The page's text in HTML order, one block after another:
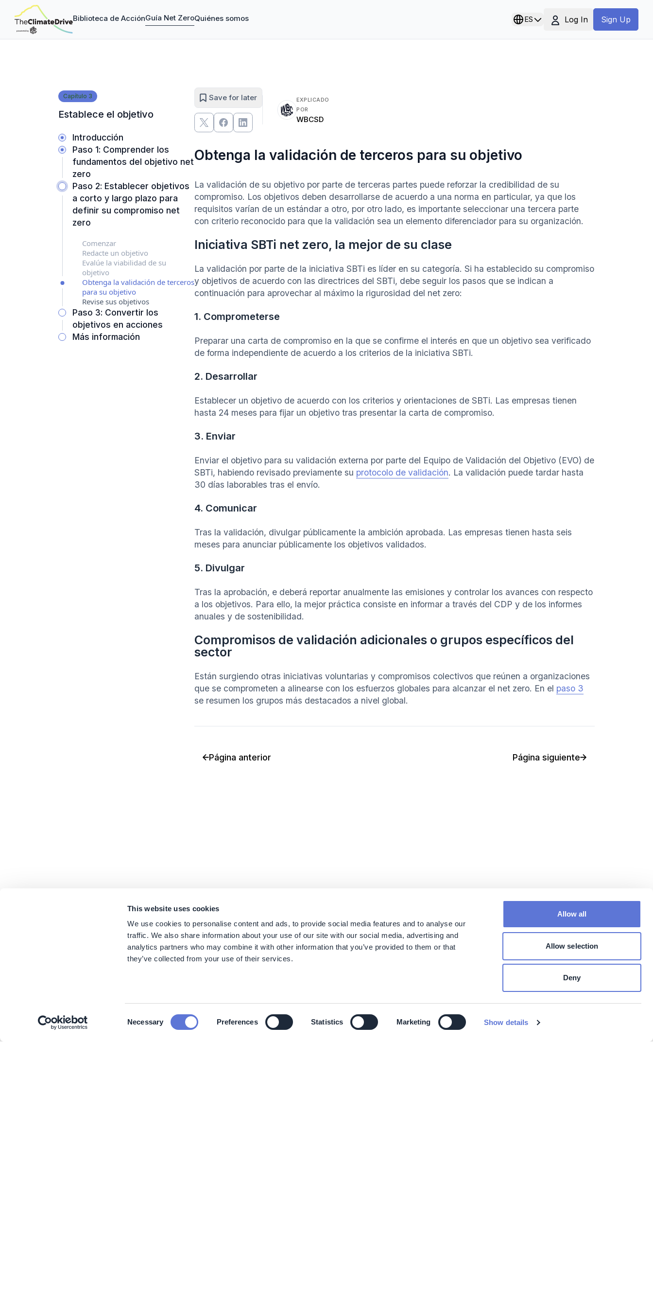
This website uses cookies
We use cookies to personalise content and ads, to provide social media features and to analyse our
traffic. We also share information about your use of our site with our social media, advertising and
analytics partners who may combine it with other information that you’ve provided to them or that
they’ve collected from your use of their services.
Necessary Preferences Statistics Marketing Show details
Allow all
Allow selection
Deny
Biblioteca de AcciónGuía Net ZeroQuiénes somos ES Log In Sign Up
Capítulo 3
Establece el objetivo
Introducción
Paso 1: Comprender los
fundamentos del objetivo net
zero
Paso 2: Establecer objetivos
a corto y largo plazo para
definir su compromiso net
zero
Comenzar
Redacte un objetivo
Evalúe la viabilidad de su
objetivo
Obtenga la validación de terceros
para su objetivo
Revise sus objetivos
Paso 3: Convertir los
objetivos en acciones
Más información
Save for later
EXPLICADO
POR
WBCSD
Obtenga la validación de terceros para su objetivo
La validación de su objetivo por parte de terceras partes puede reforzar la credibilidad de su
compromiso. Los objetivos deben desarrollarse de acuerdo a una norma en particular, ya que los
requisitos varían de un estándar a otro, por otro lado, es importante seleccionar una tercera parte
con criterio reconocido para que la validación sea un elemento diferenciador para su organización.
Iniciativa SBTi net zero, la mejor de su clase
La validación por parte de la iniciativa SBTi es líder en su categoría. Si ha establecido su compromiso
y objetivos de acuerdo con las directrices del SBTi, debe seguir los pasos que se indican a
continuación para aprovechar al máximo la rigurosidad del net zero:
1. Comprometerse
Preparar una carta de compromiso en la que se confirme el interés en que un objetivo sea verificado
de forma independiente de acuerdo a los criterios de la iniciativa SBTi.
2. Desarrollar
Establecer un objetivo de acuerdo con los criterios y orientaciones de SBTi. Las empresas tienen
hasta 24 meses para fijar un objetivo tras presentar la carta de compromiso.
3. Enviar
Enviar el objetivo para su validación externa por parte del Equipo de Validación del Objetivo (EVO) de
SBTi, habiendo revisado previamente su protocolo de validación. La validación puede tardar hasta
30 días laborables tras el envío.
4. Comunicar
Tras la validación, divulgar públicamente la ambición aprobada. Las empresas tienen hasta seis
meses para anunciar públicamente los objetivos validados.
5. Divulgar
Tras la aprobación, e deberá reportar anualmente las emisiones y controlar los avances con respecto
a los objetivos. Para ello, la mejor práctica consiste en informar a través del CDP y de los informes
anuales y de sostenibilidad.
Compromisos de validación adicionales o grupos específicos del
sector
Están surgiendo otras iniciativas voluntarias y compromisos colectivos que reúnen a organizaciones
que se comprometen a alinearse con los esfuerzos globales para alcanzar el net zero. En el paso 3
se resumen los grupos más destacados a nivel global.
Página anterior Página siguiente